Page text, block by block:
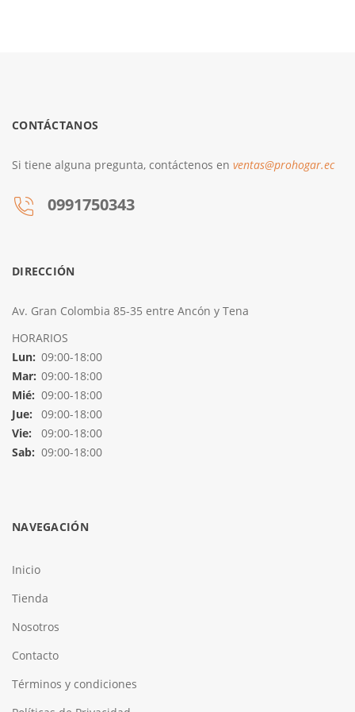
CONTÁCTANOS
Si tiene alguna pregunta, contáctenos en ventas@prohogar.ec
0991750343
DIRECCIÓN
Av. Gran Colombia 85-35 entre Ancón y Tena
HORARIOS
Lun: 09:00-18:00
Mar: 09:00-18:00
Mié: 09:00-18:00
Jue:
09:00-18:00
Vie:
09:00-18:00
Sab: 09:00-18:00
NAVEGACIÓN
Inicio
Tienda
Nosotros
Contacto
Términos y condiciones